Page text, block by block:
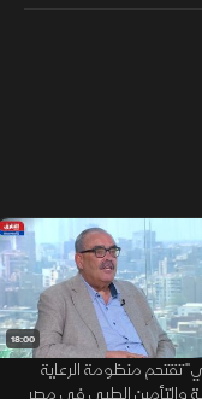
18:00
تقتحم منظومة الرعاية